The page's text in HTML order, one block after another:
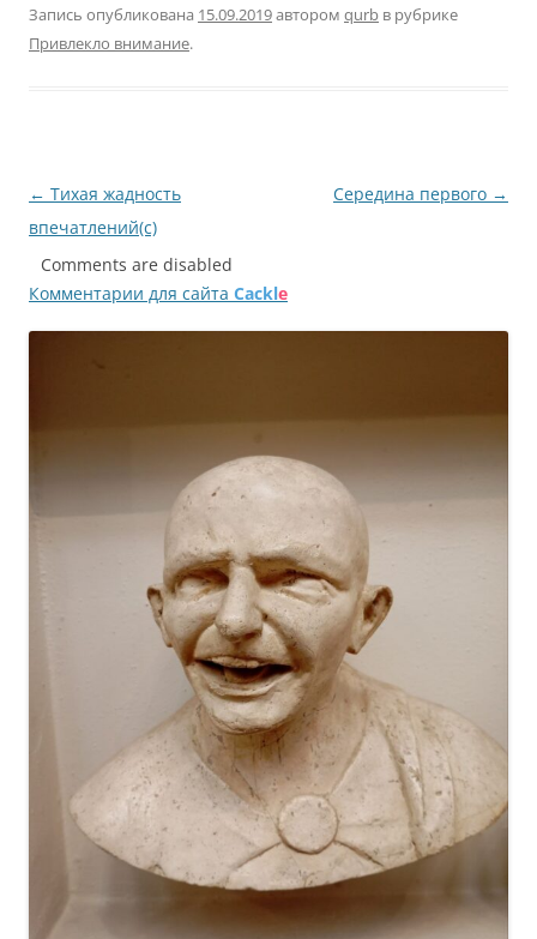
Запись опубликована 15.09.2019автором qurb в рубрике
Привлекло внимание.
Навигация
по
записям
← Тихая жадность
впечатлений(с)
Середина первого →
Comments are disabled
Комментарии для сайта Cackle